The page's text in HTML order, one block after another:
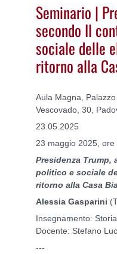
Seminario |
secondo Il
sociale delle
ritorno alla
Aula Magna,
Vescovado, 30,
23.05.2025
23 maggio 2025, ore
Presidenza Trump,
politico e sociale
ritorno alla Casa
Alessia Gasparini
Insegnamento:
Docente: Stefano
---